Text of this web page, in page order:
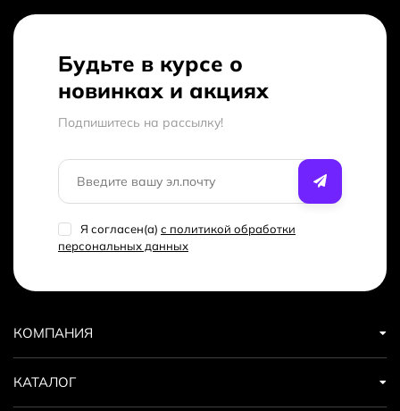
Будьте в курсе о
новинках и акциях
Подпишитесь на рассылкy!
Я согласен(a) с политикой обработки
персональных данных
КОМПАНИЯ
КАТАЛОГ